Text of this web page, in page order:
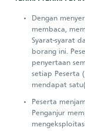
Dengan
membaca,
Syarat-syarat
borang ini.
penyertaan
setiap Peserta
mendapat
Peserta
Penganjur